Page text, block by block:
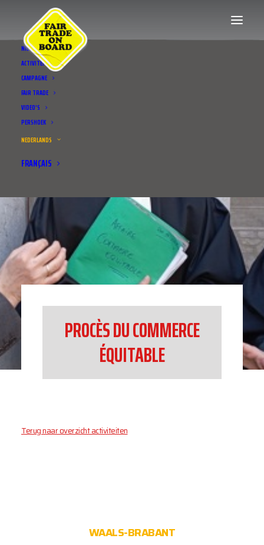
NIEUWS
ACTIVITEITEN
CAMPAGNE
FAIR TRADE
VIDEO’S
PERSHOEK
NEDERLANDS
FRANÇAIS
PROCÈS DU COMMERCE
ÉQUITABLE
Terug naar overzicht activiteiten
WAALS-BRABANT